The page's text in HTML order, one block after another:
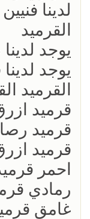
لدينا
القرميد
يوجد
يوجد
القرميد
قرميد
قرميد
قرميد
احمر
رمادي
غامق